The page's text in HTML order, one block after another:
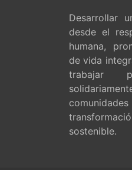
Desarrollar
desde el
humana,
de vida
trabajar
sostenible.